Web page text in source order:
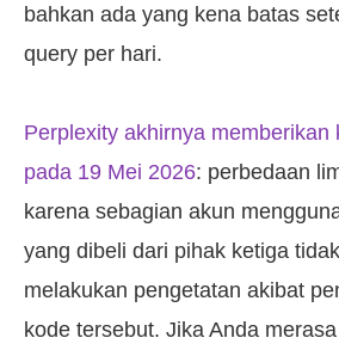
bahkan ada yang kena batas
query per hari.
Perplexity akhirnya memberikan
pada 19 Mei 2026: perbedaan
karena sebagian akun
yang dibeli dari pihak ketiga
melakukan pengetatan akibat
kode tersebut. Jika Anda